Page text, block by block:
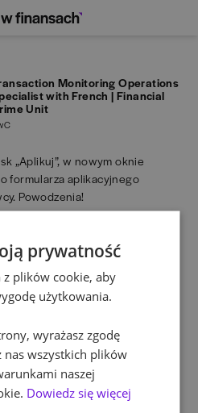
Monitoring Operations
with French | Financial
Unit
„Aplikuj”, w nowym oknie
formularza aplikacyjnego
Powodzenia!
prywatność
z plików cookie, aby
użytkowania.
wyrażasz zgodę
nas wszystkich plików
naszej
Dowiedz się więcej